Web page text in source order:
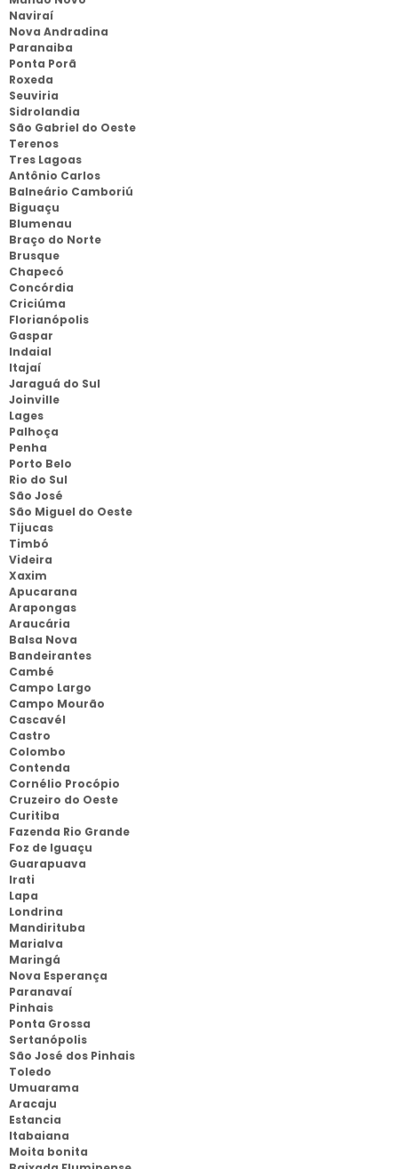
Naviraí
Nova Andradina
Paranaiba
Ponta Porã
Roxeda
Seuviria
Sidrolandia
São Gabriel do Oeste
Terenos
Tres Lagoas
Antônio Carlos
Balneário Camboriú
Biguaçu
Blumenau
Braço do Norte
Brusque
Chapecó
Concórdia
Criciúma
Florianópolis
Gaspar
Indaial
Itajaí
Jaraguá do Sul
Joinville
Lages
Palhoça
Penha
Porto Belo
Rio do Sul
São José
São Miguel do Oeste
Tijucas
Timbó
Videira
Xaxim
Apucarana
Arapongas
Araucária
Balsa Nova
Bandeirantes
Cambé
Campo Largo
Campo Mourão
Cascavél
Castro
Colombo
Contenda
Cornélio Procópio
Cruzeiro do Oeste
Curitiba
Fazenda Rio Grande
Foz de Iguaçu
Guarapuava
Irati
Lapa
Londrina
Mandirituba
Marialva
Maringá
Nova Esperança
Paranavaí
Pinhais
Ponta Grossa
Sertanópolis
São José dos Pinhais
Toledo
Umuarama
Aracaju
Estancia
Itabaiana
Moita bonita